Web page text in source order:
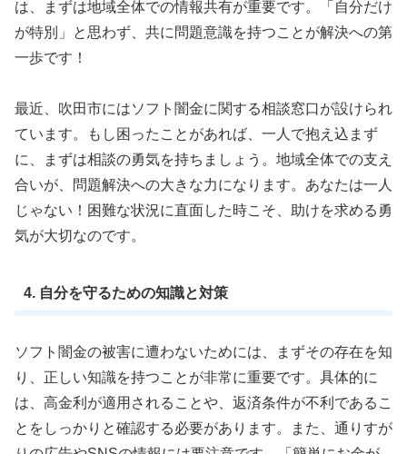
は、まずは地域全体での情報共有が重要です。「自分だけ
が特別」と思わず、共に問題意識を持つことが解決への第
一歩です！
最近、吹田市にはソフト闇金に関する相談窓口が設けられ
ています。もし困ったことがあれば、一人で抱え込まず
に、まずは相談の勇気を持ちましょう。地域全体での支え
合いが、問題解決への大きな力になります。あなたは一人
じゃない！困難な状況に直面した時こそ、助けを求める勇
気が大切なのです。
4. 自分を守るための知識と対策
ソフト闇金の被害に遭わないためには、まずその存在を知
り、正しい知識を持つことが非常に重要です。具体的に
は、高金利が適用されることや、返済条件が不利であるこ
とをしっかりと確認する必要があります。また、通りすが